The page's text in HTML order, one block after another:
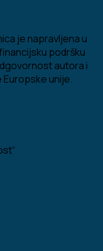
je napravljena u
podršku
autora i
Europske unije.